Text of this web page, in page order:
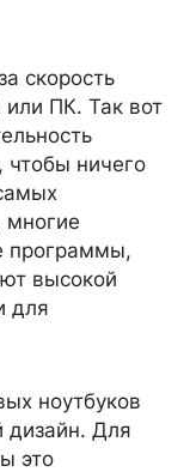
скорость
ПК. Так вот
чтобы ничего
многие
программы,
высокой
для
ноутбуков
дизайн. Для
это